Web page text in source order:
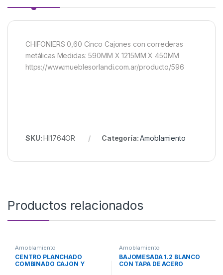
CHIFONIERS 0,60 Cinco Cajones con correderas
metálicas Medidas: 590MM X 1215MM X 450MM
https://www.mueblesorlandi.com.ar/producto/596
SKU:HI1764OR Categoría:Amoblamiento
Productos relacionados
Amoblamiento
CENTRO PLANCHADO
COMBINADO CAJON Y
Amoblamiento
BAJOMESADA 1.2 BLANCO
CON TAPA DE ACERO